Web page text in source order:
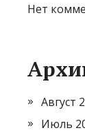
Нет
Август
Июль